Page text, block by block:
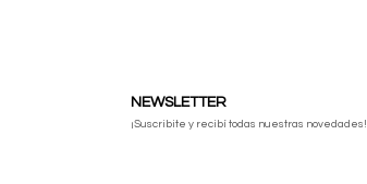
NEWSLETTER
¡Suscribite y recibí todas nuestras novedades!